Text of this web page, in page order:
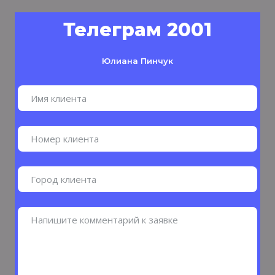
Телеграм 2001
Юлиана Пинчук